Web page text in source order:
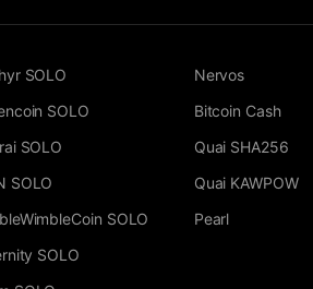
SOLO
SOLO
SOLO
SOLO
SOLO
SOLO
Nervos
Bitcoin Cash
Quai SHA256
Quai KAWPOW
Pearl